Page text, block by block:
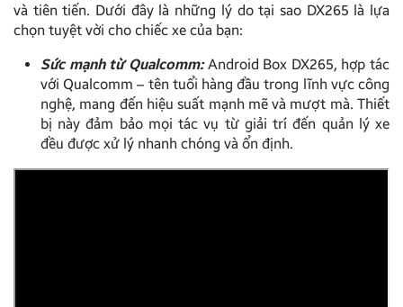
và tiên tiến. Dưới đây là những lý do tại sao DX265 là lựa
chọn tuyệt vời cho chiếc xe của bạn:
Sức mạnh từ Qualcomm: Android Box DX265, hợp tác
với Qualcomm – tên tuổi hàng đầu trong lĩnh vực công
nghệ, mang đến hiệu suất mạnh mẽ và mượt mà. Thiết
bị này đảm bảo mọi tác vụ từ giải trí đến quản lý xe
đều được xử lý nhanh chóng và ổn định.